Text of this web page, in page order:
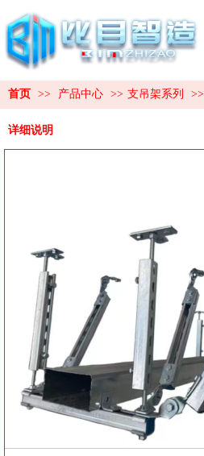
首页 >> 产品中心 >> 支吊架系列 >>
详细说明